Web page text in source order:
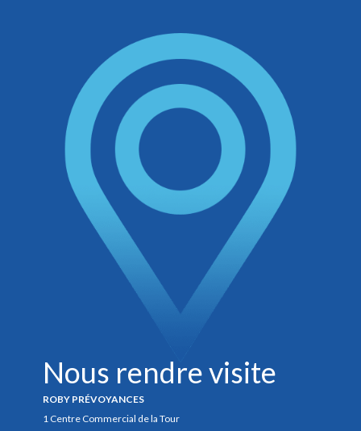
Nous rendre visite
ROBY PRÉVOYANCES
1 Centre Commercial de la Tour